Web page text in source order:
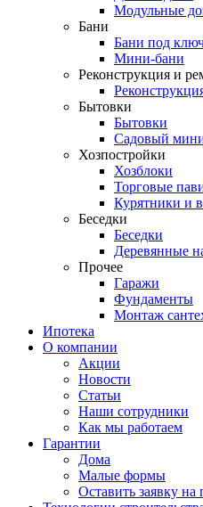
Модульные
Бани
Бани под
Мини-бани
Реконструкция и
Бытовки
Бытовки
Садовый
Хозпостройки
Хозблоки
Торговые
Курятники и
Беседки
Беседки
Деревянные
Прочее
Гаражи
Фундаменты
Монтаж
Ипотека
О компании
Акции
Новости
Статьи
Наши сотрудники
Как мы работаем
Гарантии
Дома
Малые формы
Оставить заявку